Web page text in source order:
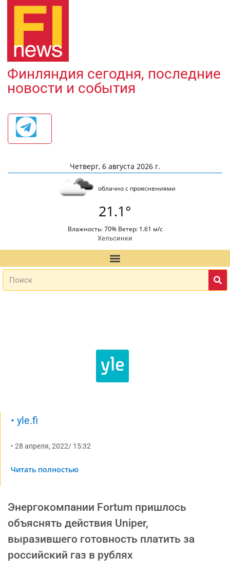
Финляндия сегодня, последние
новости и события
Четверг, 6 августа 2026 г.
облачно с прояснениями
21.1°
Влажность: 70% Ветер: 1.61 м/с
Хельсинки
• yle.fi
• 28 апреля, 2022/ 15:32
Читать полностью
Энергокомпании Fortum пришлось
объяснять действия Uniper,
выразившего готовность платить за
российский газ в рублях